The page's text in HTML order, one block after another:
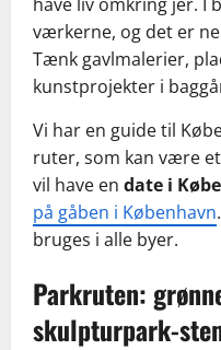
værkerne, og det er
Tænk gavlmalerier,
kunstprojekter i
Vi har en guide til
ruter, som kan være
vil have en date i
på gåben i København
bruges i alle byer.
Parkruten:
skulpturpark-